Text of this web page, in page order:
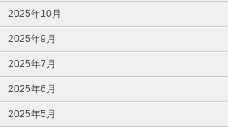
2025年10月
2025年9月
2025年7月
2025年6月
2025年5月